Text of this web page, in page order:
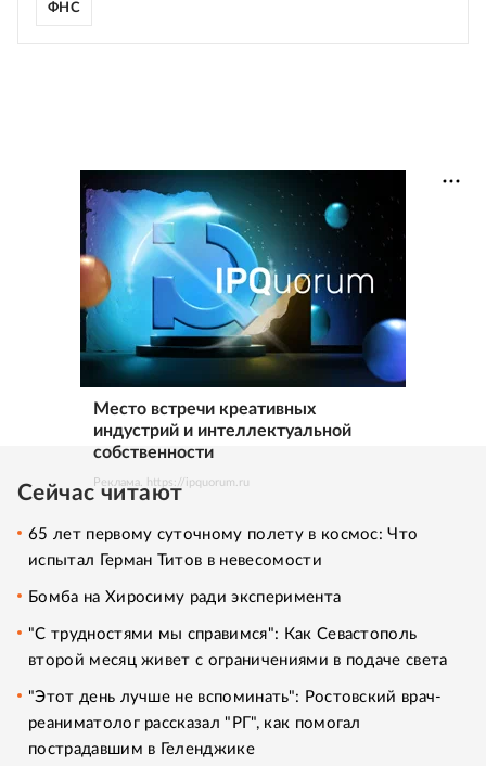
ФНС
Место встречи креативных
индустрий и интеллектуальной
собственности
Реклама. https://ipquorum.ru
Сейчас читают
65 лет первому суточному полету в космос: Что
испытал Герман Титов в невесомости
Бомба на Хиросиму ради эксперимента
"С трудностями мы справимся": Как Севастополь
второй месяц живет с ограничениями в подаче света
"Этот день лучше не вспоминать": Ростовский врач-
реаниматолог рассказал "РГ", как помогал
пострадавшим в Геленджике